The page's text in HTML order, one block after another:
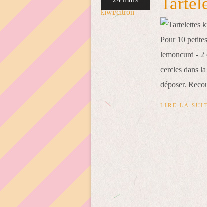
Pour 10
lemoncurd - 2
cercles dans
déposer.
LIRE LA